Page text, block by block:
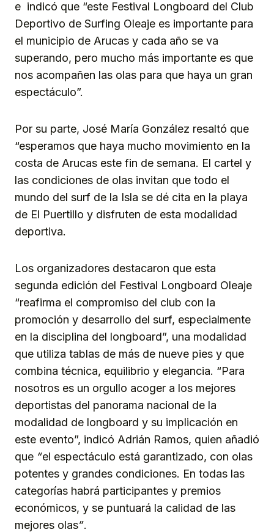
e indicó que “este Festival Longboard del Club
Deportivo de Surfing Oleaje es importante para
el municipio de Arucas y cada año se va
superando, pero mucho más importante es que
nos acompañen las olas para que haya un gran
espectáculo”.
Por su parte, José María González resaltó que
“esperamos que haya mucho movimiento en la
costa de Arucas este fin de semana. El cartel y
las condiciones de olas invitan que todo el
mundo del surf de la Isla se dé cita en la playa
de El Puertillo y disfruten de esta modalidad
deportiva.
Los organizadores destacaron que esta
segunda edición del Festival Longboard Oleaje
“reafirma el compromiso del club con la
promoción y desarrollo del surf, especialmente
en la disciplina del longboard”, una modalidad
que utiliza tablas de más de nueve pies y que
combina técnica, equilibrio y elegancia. “Para
nosotros es un orgullo acoger a los mejores
deportistas del panorama nacional de la
modalidad de longboard y su implicación en
este evento”, indicó Adrián Ramos, quien añadió
que “el espectáculo está garantizado, con olas
potentes y grandes condiciones. En todas las
categorías habrá participantes y premios
económicos, y se puntuará la calidad de las
mejores olas”.